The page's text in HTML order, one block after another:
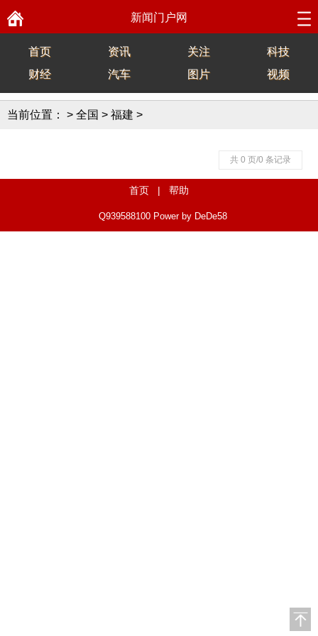
新闻门户网
首页 资讯 关注
科技
财经
汽车 图片 视频
当前位置： > 全国 > 福建 >
共 0 页/0 条记录
首页 | 帮助
Q939588100 Power by DeDe58